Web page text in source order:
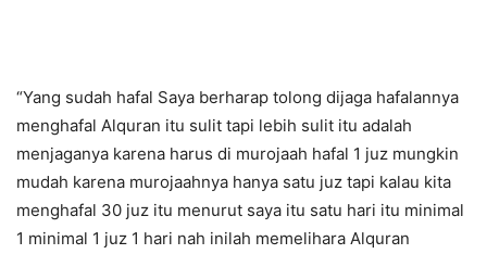
“Yang sudah hafal Saya berharap tolong dijaga hafalannya
menghafal Alquran itu sulit tapi lebih sulit itu adalah
menjaganya karena harus di murojaah hafal 1 juz mungkin
mudah karena murojaahnya hanya satu juz tapi kalau kita
menghafal 30 juz itu menurut saya itu satu hari itu minimal
1 minimal 1 juz 1 hari nah inilah memelihara Alquran